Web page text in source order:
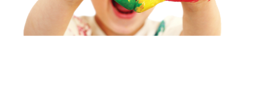
Kredyty, Leasing
Oferty Pracy